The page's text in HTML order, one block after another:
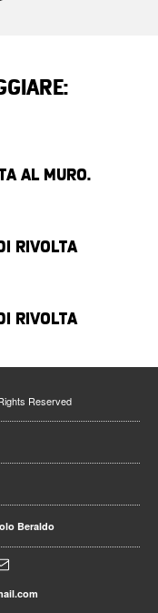
AL MURO.
RIVOLTA
RIVOLTA
Reserved
Beraldo